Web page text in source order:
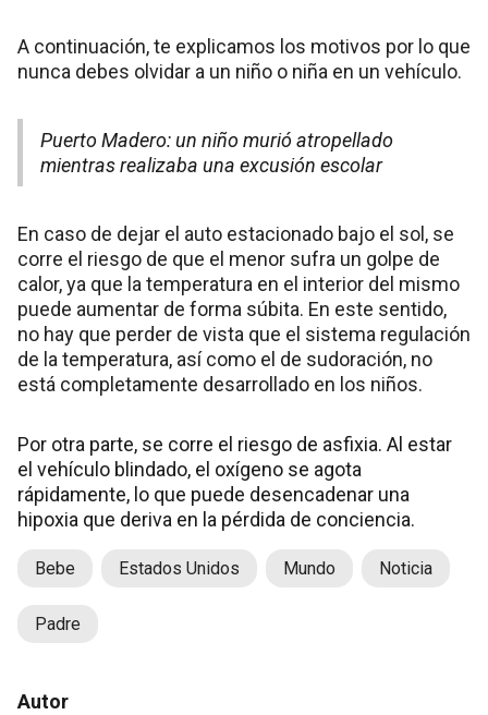
A continuación, te explicamos los motivos por lo que
nunca debes olvidar a un niño o niña en un vehículo.
Puerto Madero: un niño murió atropellado
mientras realizaba una excusión escolar
En caso de dejar el auto estacionado bajo el sol, se
corre el riesgo de que el menor sufra un golpe de
calor, ya que la temperatura en el interior del mismo
puede aumentar de forma súbita. En este sentido,
no hay que perder de vista que el sistema regulación
de la temperatura, así como el de sudoración, no
está completamente desarrollado en los niños.
Por otra parte, se corre el riesgo de asfixia. Al estar
el vehículo blindado, el oxígeno se agota
rápidamente, lo que puede desencadenar una
hipoxia que deriva en la pérdida de conciencia.
Bebe Estados Unidos Mundo Noticia
Padre
Autor